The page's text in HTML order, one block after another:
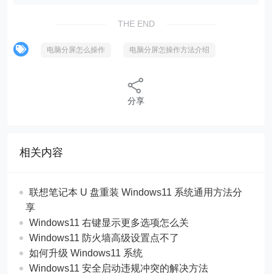
THE END
电脑分屏怎么操作 电脑分屏怎操作方法介绍
分享
相关内容
联想笔记本 U 盘重装 Windows11 系统通用方法分
享
Windows11 右键显示更多选项怎么关
Windows11 防火墙高级设置点不了
如何升级 Windows11 系统
Windows11 安全启动违规冲突的解决方法